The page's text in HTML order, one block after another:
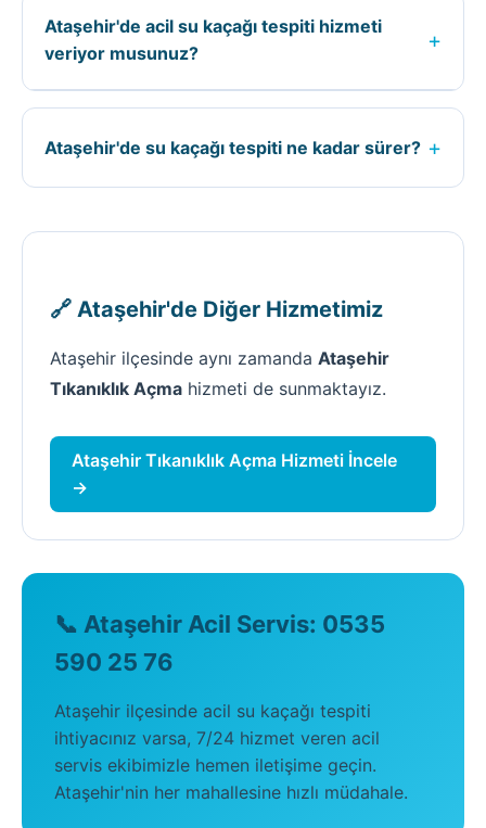
zorluğuna ve kullanılacak ekipmana göre
belirlenir. Kesin fiyat için ücretsiz keşif
yapıyoruz.
Ataşehir'de acil su kaçağı tespiti hizmeti
veriyor musunuz?
+
Evet, Ataşehir ilçesinde 7/24 acil su kaçağı
590 25 76 numaralı telefondan bize
Ataşehir'de su kaçağı tespiti ne kadar sürer? +
Ataşehir'de su kaçağı tespiti süresi; işin
🔗 Ataşehir'de Diğer Hizmetimiz
Ataşehir ilçesinde aynı zamanda Ataşehir
Tıkanıklık Açma hizmeti de sunmaktayız.
Ataşehir Tıkanıklık Açma Hizmeti İncele
→
📞 Ataşehir Acil Servis: 0535
590 25 76
Ataşehir ilçesinde acil su kaçağı tespiti
ihtiyacınız varsa, 7/24 hizmet veren acil
servis ekibimizle hemen iletişime geçin.
Ataşehir'nin her mahallesine hızlı müdahale.